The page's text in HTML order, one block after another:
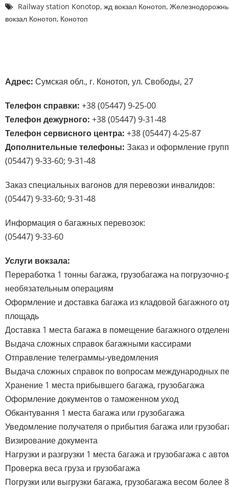
Railway station Konotop, жд вокзал Конотоп,
вокзал Конотоп, Конотоп
Адрес: Сумская обл., г. Конотоп, ул. Свободы, 27
Телефон справки: +38 (05447) 9-25-00
Телефон дежурного: +38 (05447) 9-31-48
Телефон сервисного центра: +38 (05447) 4-25-87
Дополнительные телефоны: Заказ и оформление
(05447) 9-33-60; 9-31-48
Заказ специальных вагонов для перевозки инвалидов:
(05447) 9-33-60; 9-31-48
Информация о багажных перевозок:
(05447) 9-33-60
Услуги вокзала:
Переработка 1 тонны багажа, грузобагажа на
необязательным операциям
Оформление и доставка багажа из кладовой багажного
площадь
Доставка 1 места багажа в помещение багажного
Выдача сложных справок багажными кассирами
Отправление телеграммы-уведомления
Выдача сложных справок по вопросам международных
Хранение 1 места прибывшего багажа, грузобагажа
Оформление документов о таможенном уход
Обкантування 1 места багажа или грузобагажа
Уведомление получателя о прибытия багажа или
Визирование документа
Нагрузки и разгрузки 1 места багажа и грузобагажа с
Проверка веса груза и грузобагажа
Погрузки или выгрузки багажа, грузобагажа весом более